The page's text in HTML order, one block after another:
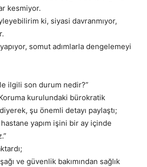
kesmiyor.
ki, siyasi davranmıyor,
somut adımlarla dengelemeyi
ilgili son durum nedir?”
kurulundaki bürokratik
şu önemli detayı paylaştı;
hastane yapım işini bir ay içinde
ve güvenlik bakımından sağlık